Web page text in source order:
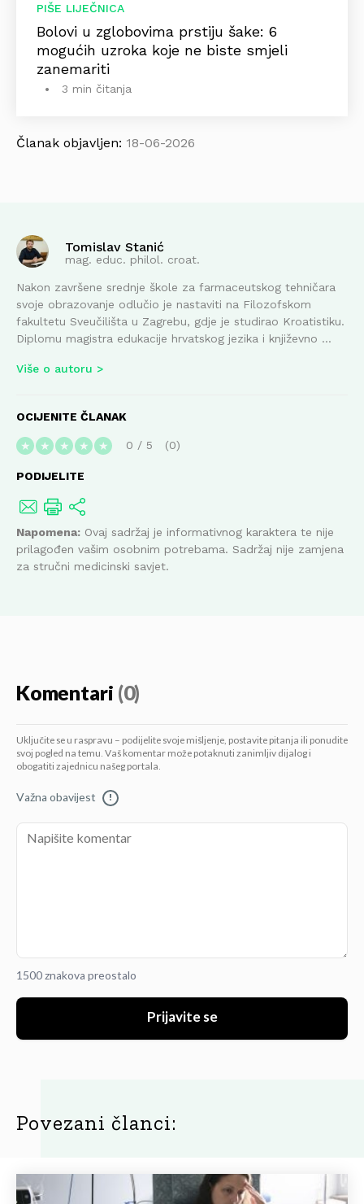
PIŠE LIJEČNICA
Bolovi u zglobovima prstiju šake: 6
mogućih uzroka koje ne biste smjeli
zanemariti
3 min čitanja
Članak objavljen: 18-06-2026
Tomislav Stanić
mag. educ. philol. croat.
Nakon završene srednje škole za farmaceutskog tehničara
svoje obrazovanje odlučio je nastaviti na Filozofskom
fakultetu Sveučilišta u Zagrebu, gdje je studirao Kroatistiku.
Diplomu magistra edukacije hrvatskog jezika i književno ...
Više o autoru
OCIJENITE ČLANAK
★ ★ ★ ★ ★ 0 / 5 0
PODIJELITE
Napomena: Ovaj sadržaj je informativnog karaktera te nije
prilagođen vašim osobnim potrebama. Sadržaj nije zamjena
za stručni medicinski savjet.
Komentari (0)
Uključite se u raspravu – podijelite svoje mišljenje, postavite pitanja ili ponudite
svoj pogled na temu. Vaš komentar može potaknuti zanimljiv dijalog i
obogatiti zajednicu našeg portala.
Važna obavijest !
1500 znakova preostalo
Prijavite se
Povezani članci: